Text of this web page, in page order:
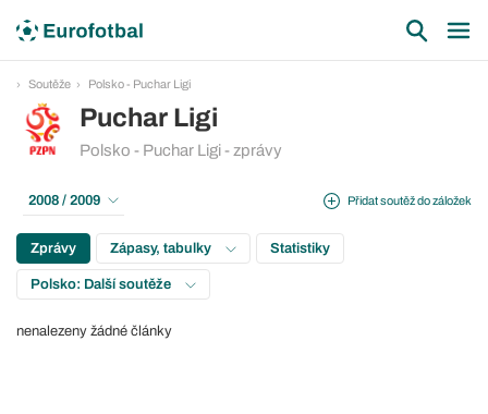
Soutěže Polsko - Puchar Ligi
Puchar Ligi
Polsko - Puchar Ligi - zprávy
Přidat soutěž do záložek
2008 / 2009
Zprávy Zápasy, tabulky Statistiky
Polsko: Další soutěže
nenalezeny žádné články